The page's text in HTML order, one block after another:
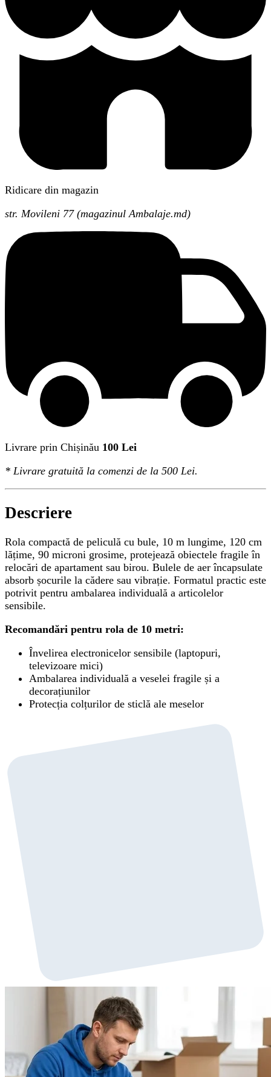
Ridicare din magazin
str. Movileni 77 (magazinul Ambalaje.md)
Livrare prin Chișinău 100 Lei
* Livrare gratuită la comenzi de la 500 Lei.
Descriere
Rola compactă de peliculă cu bule, 10 m lungime, 120 cm
lățime, 90 microni grosime, protejează obiectele fragile în
relocări de apartament sau birou. Bulele de aer încapsulate
absorb șocurile la cădere sau vibrație. Formatul practic este
potrivit pentru ambalarea individuală a articolelor
sensibile.
Recomandări pentru rola de 10 metri:
Învelirea electronicelor sensibile (laptopuri,
televizoare mici)
Ambalarea individuală a veselei fragile și a
decorațiunilor
Protecția colțurilor de sticlă ale meselor